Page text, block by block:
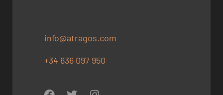
info@atragos.com
+34 636 097 950